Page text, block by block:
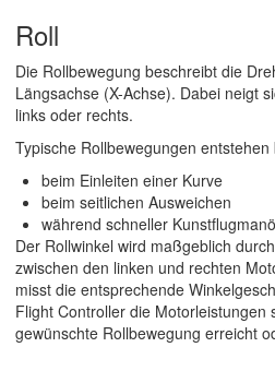
Roll
Die Rollbewegung beschreibt die
Längsachse (X-Achse). Dabei neigt
links oder rechts.
Typische Rollbewegungen entstehen
beim Einleiten einer Kurve
beim seitlichen Ausweichen
während schneller
Der Rollwinkel wird maßgeblich
zwischen den linken und rechten
misst die entsprechende
Flight Controller die Motorleistungen
gewünschte Rollbewegung erreicht